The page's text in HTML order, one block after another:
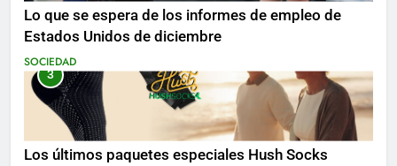
Lo que se espera de los informes de empleo de
Estados Unidos de diciembre
SOCIEDAD
3
Los últimos paquetes especiales Hush Socks